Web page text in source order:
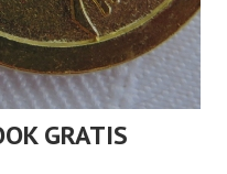
GRATIS